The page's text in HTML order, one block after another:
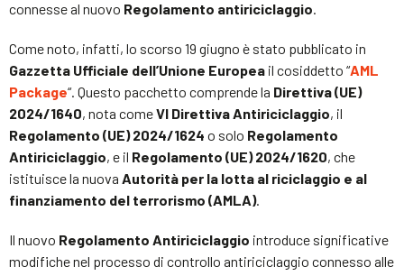
connesse al nuovo Regolamento antiriciclaggio.
Come noto, infatti, lo scorso 19 giugno è stato pubblicato in
Gazzetta Ufficiale dell’Unione Europea il cosiddetto “AML
Package“. Questo pacchetto comprende la Direttiva (UE)
2024/1640, nota comeVI Direttiva Antiriciclaggio, il
Regolamento (UE) 2024/1624 o solo Regolamento
Antiriciclaggio, e il Regolamento (UE) 2024/1620, che
istituisce la nuova Autorità per la lotta al riciclaggio e al
finanziamento del terrorismo (AMLA).
Il nuovo Regolamento Antiriciclaggio introduce significative
modifiche nel processo di controllo antiriciclaggio connesso alle